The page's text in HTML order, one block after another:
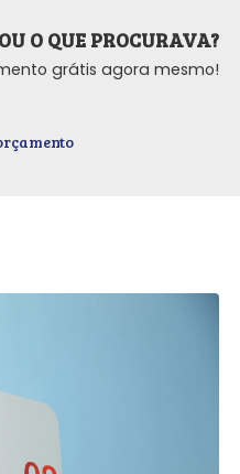
O QUE PROCURAVA?
grátis agora mesmo!